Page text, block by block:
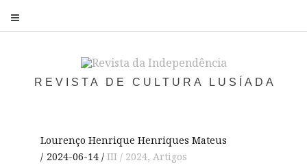
REVISTA DE CULTURA LUSÍADA
Lourenço Henrique Henriques Mateus
2024-06-14
III / 2024,Artigos